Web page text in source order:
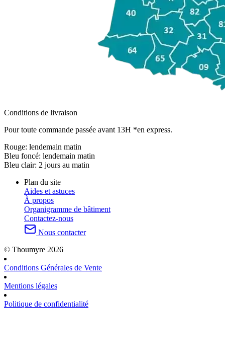
Conditions de livraison
Pour toute commande passée avant 13H *en express.
Rouge: lendemain matin
Bleu foncé: lendemain matin
Bleu clair: 2 jours au matin
Plan du site
Aides et astuces
À propos
Organigramme de bâtiment
Contactez-nous
Nous contacter
© Thoumyre 2026
Conditions Générales de Vente
Mentions légales
Politique de confidentialité